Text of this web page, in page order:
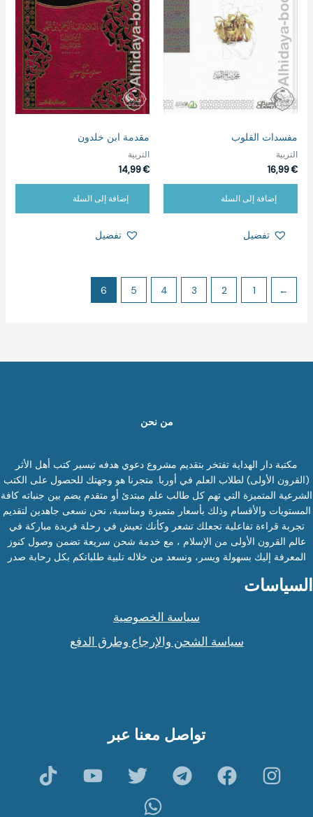
مفسدات القلوب
التربية
16,99€
إضافة إلى السلة
تفضيل
مقدمة ابن خلدون
التربية
14,99€
إضافة إلى السلة
تفضيل
→
1
2
3
4
5
6
من نحن
مكتبة دار الهداية تفتخر بتقديم مشروع دعوي هدفه تيسير كتب أهل الأثر
(القرون الأولى) لطلاب العلم في أوربا. متجرنا هو وجهتك للحصول على الكتب
الشرعية المتميزة التي تهم كل طالب علم مبتدئ أو متقدم يضم بين جنباته كافة
المستويات والأقسام وذلك بأسعار متميزة ومناسبة، نحن نسعى جاهدين لتقديم
تجربة قراءة تفاعلية تجعلك تشعر وكأنك تعيش في رحلة فريدة مباركة في
عالم القرون الأولى من الإسلام ، مع خدمة شحن سريعة تضمن وصول كنوز
المعرفة إليك بسهولة ويسر، ونسعد من خلاله تلبية طلباتكم بكل رحابة صدر
السياسات
سياسة الخصوصية
سياسة الشحن والإرجاع وطرق الدفع
تواصل معنا عبر